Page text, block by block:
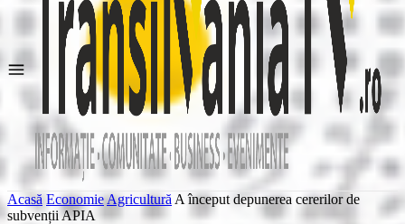
Acasă EconomieAgricultură A început depunerea cererilor de
subvenții APIA